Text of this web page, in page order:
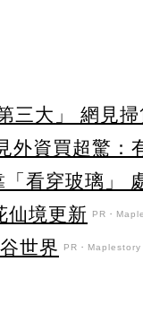
三大」 網見
外資買超驚：
看穿玻璃」
仙境更新
PR・
世界 PR・